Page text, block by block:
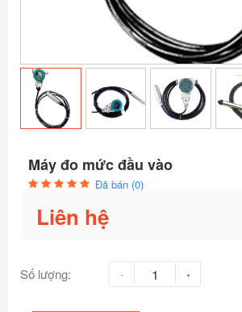
Máy đo mức đầu vào
Đã bán (0)
Liên hệ
Số lượng: